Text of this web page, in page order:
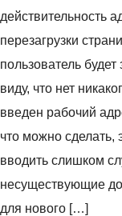
действительность
перезагрузки
пользователь
виду, что нет
введен рабочий
что можно сделать,
вводить слишком
несуществующие
для нового […]